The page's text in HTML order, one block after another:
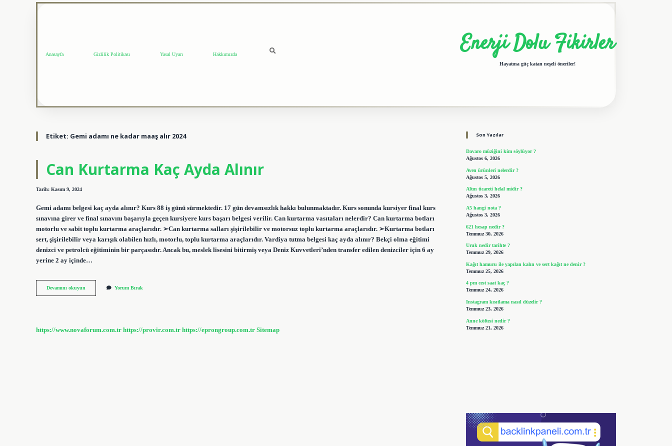
Anasayfa Gizlilik Politikası Yasal Uyarı Hakkımızda Enerji Dolu Fikirler
Hayatına güç katan neşeli öneriler!
Etiket: Gemi adamı ne kadar maaş alır 2024
Can Kurtarma Kaç Ayda Alınır
Tarih: Kasım 9, 2024
Gemi adamı belgesi kaç ayda alınır? Kurs 88 iş günü sürmektedir. 17 gün devamsızlık hakkı bulunmaktadır. Kurs sonunda kursiyer final kurs
sınavına girer ve final sınavını başarıyla geçen kursiyere kurs başarı belgesi verilir. Can kurtarma vasıtaları nelerdir? Can kurtarma botları
motorlu ve sabit toplu kurtarma araçlarıdır. ➢Can kurtarma salları şişirilebilir ve motorsuz toplu kurtarma araçlarıdır. ➢Kurtarma botları
sert, şişirilebilir veya karışık olabilen hızlı, motorlu, toplu kurtarma araçlarıdır. Vardiya tutma belgesi kaç ayda alınır? Bekçi olma eğitimi
denizci ve petrolcü eğitiminin bir parçasıdır. Ancak bu, meslek lisesini bitirmiş veya Deniz Kuvvetleri’nden transfer edilen denizciler için 6 ay
yerine 2 ay içinde…
Devamını okuyun
Kurtarma
Yorum Bırak
https://www.novaforum.com.tr https://provir.com.tr https://eprongroup.com.tr Sitemap
Son Yazılar
Davaro müziğini kim söylüyor ?
Ağustos 6, 2026
Aven ürünleri nelerdir ?
Ağustos 5, 2026
Altın ticareti helal midir ?
Ağustos 3, 2026
A5 hangi nota ?
Ağustos 3, 2026
621 hesap nedir ?
Temmuz 30, 2026
Uruk nedir tarihte ?
Temmuz 29, 2026
Kağıt hamuru ile yapılan kalın ve sert kağıt ne denir ?
Temmuz 25, 2026
4 pm cest saat kaç ?
Temmuz 24, 2026
Instagram kısıtlama nasıl düzelir ?
Temmuz 23, 2026
Anne köftesi nedir ?
Temmuz 21, 2026